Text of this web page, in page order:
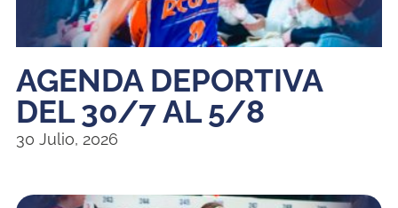
AGENDA DEPORTIVA
DEL 30/7 AL 5/8
30 Julio, 2026